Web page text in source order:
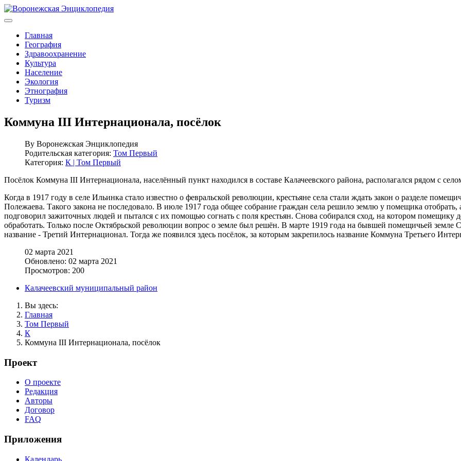
Главная
География
Здравоохранение
Культура
Население
Экология
Этнография
Туризм
Коммуна III Интернационала, посёлок
By Воронежская Энциклопедия
Родительская категория: Том Первый
Категория: К | Том Первый
Посёлок Коммуна III Интернационала, населённый пункт находился в составе Калачеевского района, располагался рядом с
Когда в 1917 году в селе Ильинка стало известно о февральской революции, крестьяне села стали ждать закон о разделе
Полежаева. Такого закона не последовало. В июле 1917 года общее собрание граждан села решило землю у помещика
подговорил зажиточных людей и пытался с их помощью согнать с поля крестьян. Снова собирался сход, на котором
обработать. Только после Октябрьской революции вопрос о земле был решён. В марте 1919 года на бывшей помещичьей
название - Третий Интернационал. Тогда же появился здесь посёлок, за которым закрепилось название Коммуна Третьего
02 марта 2021
Обновлено: 02 марта 2021
Просмотров: 200
Калачеевский муниципальный район
Вы здесь:
Главная
Том Первый
К
Коммуна III Интернационала, посёлок
Проект
О проекте
Редакция
Авторы
Договор
FAQ
Приложения
Календарь